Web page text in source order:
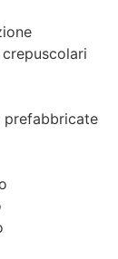
prefabbricate